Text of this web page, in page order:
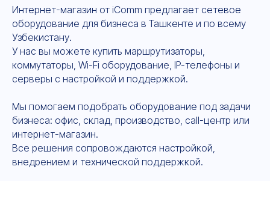
Интернет-магазин от iComm предлагает сетевое
оборудование для бизнеса в Ташкенте и по всему
Узбекистану.
У нас вы можете купить маршрутизаторы,
коммутаторы, Wi-Fi оборудование, IP-телефоны и
серверы с настройкой и поддержкой.
Мы помогаем подобрать оборудование под задачи
бизнеса: офис, склад, производство, call-центр или
интернет-магазин.
Все решения сопровождаются настройкой,
внедрением и технической поддержкой.